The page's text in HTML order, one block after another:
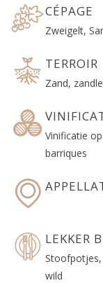
CÉPAGE
Zweigelt,
TERROIR
Zand,
Vinificatie
barriques
LEKKER
wild